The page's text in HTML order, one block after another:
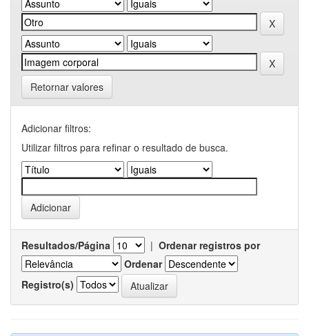
Retornar valores
Adicionar filtros:
Utilizar filtros para refinar o resultado de busca.
Resultados/Página | Ordenar registros por
Ordenar
Registro(s)